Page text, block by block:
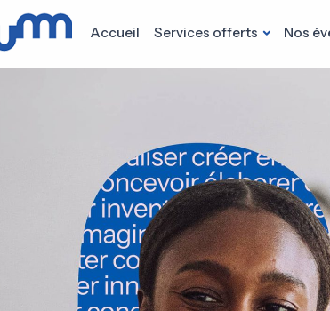
Accueil Services offerts Nos